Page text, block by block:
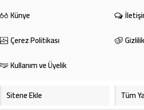
Künye
Çerez Politikası
Kullanım ve Üyelik
Sitene Ekle
Tüm